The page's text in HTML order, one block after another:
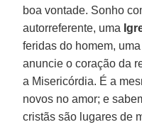
boa vontade. Sonho
autorreferente, uma
feridas do homem, uma
anuncie o coração da
a Misericórdia. É a
novos no amor; e
cristãs são lugares de